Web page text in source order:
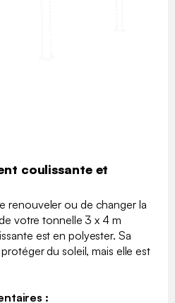
coulissante et
renouveler ou de changer la
votre tonnelle 3 x 4 m
est en polyester. Sa
du soleil, mais elle est
: